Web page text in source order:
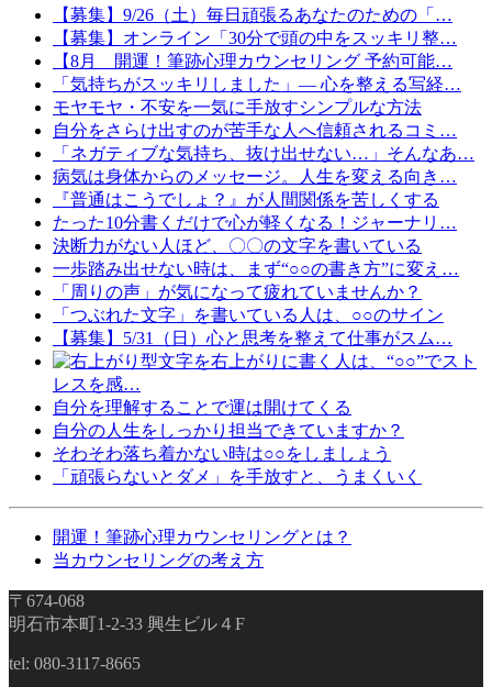
【募集】9/26（土）毎日頑張るあなたのための「…
【募集】オンライン「30分で頭の中をスッキリ整…
【8月 開運！筆跡心理カウンセリング 予約可能…
「気持ちがスッキリしました」— 心を整える写経…
モヤモヤ・不安を一気に手放すシンプルな方法
自分をさらけ出すのが苦手な人へ信頼されるコミ…
「ネガティブな気持ち、抜け出せない…」そんなあ…
病気は身体からのメッセージ。人生を変える向き…
『普通はこうでしょ？』が人間関係を苦しくする
たった10分書くだけで心が軽くなる！ジャーナリ…
決断力がない人ほど、〇〇の文字を書いている
一歩踏み出せない時は、まず“○○の書き方”に変え…
「周りの声」が気になって疲れていませんか？
「つぶれた文字」を書いている人は、○○のサイン
【募集】5/31（日）心と思考を整えて仕事がスム…
文字を右上がりに書く人は、“○○”でスト
レスを感…
自分を理解することで運は開けてくる
自分の人生をしっかり担当できていますか？
そわそわ落ち着かない時は○○をしましょう
「頑張らないとダメ」を手放すと、うまくいく
開運！筆跡心理カウンセリングとは？
当カウンセリングの考え方
〒674-068
明石市本町1-2-33 興生ビル４F
tel: 080-3117-8665